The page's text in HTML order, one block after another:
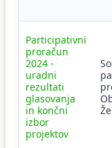
Participativni
proračun
2024 -
uradni
rezultati
glasovanja
in končni
izbor
projektov